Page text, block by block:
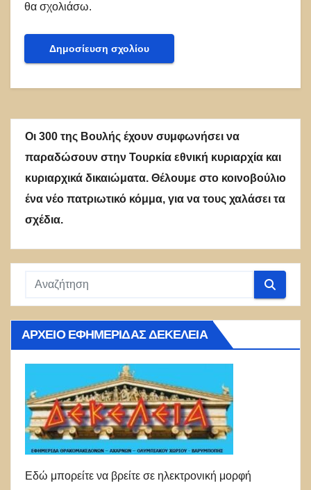
θα σχολιάσω.
Οι 300 της Βουλής έχουν συμφωνήσει να
παραδώσουν στην Τουρκία εθνική κυριαρχία και
κυριαρχικά δικαιώματα. Θέλουμε στο κοινοβούλιο
ένα νέο πατριωτικό κόμμα, για να τους χαλάσει τα
σχέδια.
ΑΡΧΕΊΟ ΕΦΗΜΕΡΊΔΑΣ ΔΕΚΈΛΕΙΑ
Εδώ μπορείτε να βρείτε σε ηλεκτρονική μορφή